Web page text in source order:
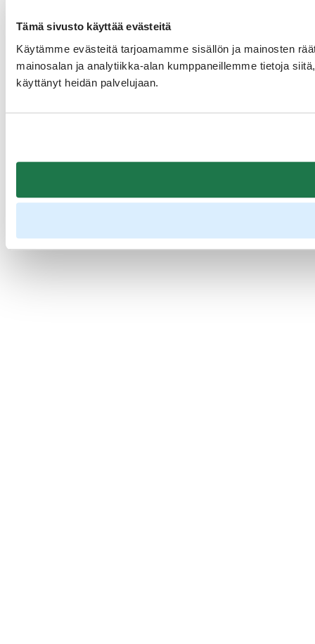
Tämä sivusto käyttää evästeitä
Käytämme evästeitä tarjoamamme sisällön ja mainosten
mainosalan ja analytiikka-alan kumppaneillemme tietoja
käyttänyt heidän palvelujaan.